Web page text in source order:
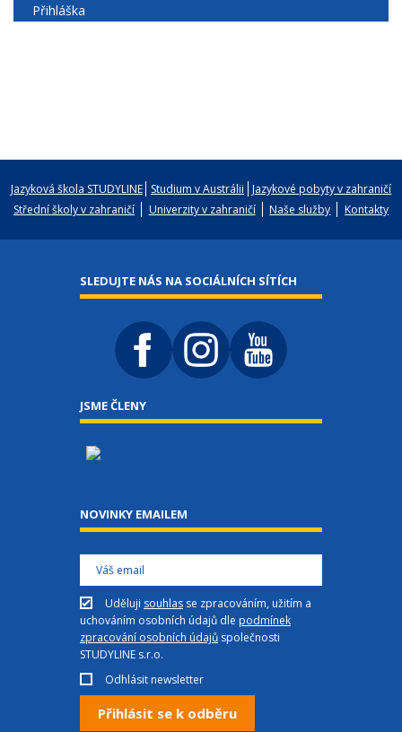
Přihláška
Jazyková škola STUDYLINE Studium v Austrálii
Jazykové pobyty v zahraničí
Střední školy v zahraničí
Univerzity v zahraničí Naše služby Kontakty
SLEDUJTE NÁS NA SOCIÁLNÍCH SÍTÍCH
JSME ČLENY
NOVINKY EMAILEM
Uděluji souhlas se zpracováním, užitím a
uchováním osobních údajů dle podmínek
zpracování osobních údajů společnosti
STUDYLINE s.r.o.
Odhlásit newsletter